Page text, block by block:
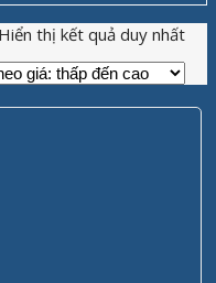
Hiển thị kết quả duy nhất